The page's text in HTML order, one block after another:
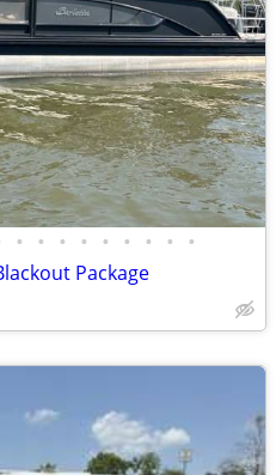
• • • • • • • • •
Package